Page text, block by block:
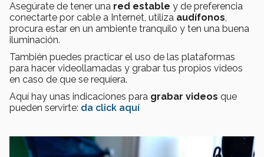
Asegúrate de tener una red estable y de preferencia
conectarte por cable a Internet, utiliza audífonos,
procura estar en un ambiente tranquilo y ten una buena
iluminación.
También puedes practicar el uso de las plataformas
para hacer videollamadas y grabar tus propios videos
en caso de que se requiera.
Aquí hay unas indicaciones para grabar videos que
pueden servirte: da click aquí